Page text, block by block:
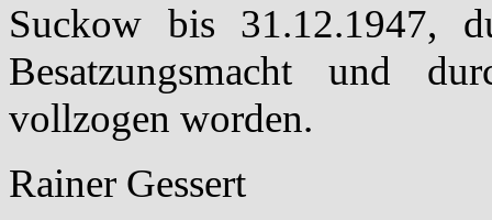
Suckow bis 31.12.1947,
Besatzungsmacht und
vollzogen worden.
Rainer Gessert